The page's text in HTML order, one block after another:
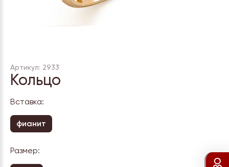
Артикул: 2933
Кольцо
Вставка:
фианит
Размер: